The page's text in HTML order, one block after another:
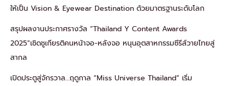
ให้เป็น Vision & Eyewear Destination ด้วยมาตรฐานระดับโลก
สรุปผลงานประกาศรางวัล “Thailand Y Content Awards
2025”เชิดชูเกียรติคนหน้าจอ-หลังจอ หนุนอุตสาหกรรมซีรีส์วายไทยสู่
สากล
เปิดประตูสู่จักรวาล…ฤดูกาล “Miss Universe Thailand” เริ่ม